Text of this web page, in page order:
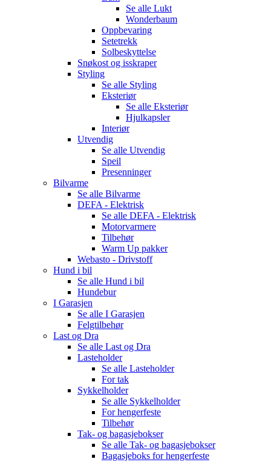
Se alle Lukt
Wonderbaum
Oppbevaring
Setetrekk
Solbeskyttelse
Snøkost og isskraper
Styling
Se alle Styling
Eksteriør
Se alle Eksteriør
Hjulkapsler
Interiør
Utvendig
Se alle Utvendig
Speil
Presenninger
Bilvarme
Se alle Bilvarme
DEFA - Elektrisk
Se alle DEFA - Elektrisk
Motorvarmere
Tilbehør
Warm Up pakker
Webasto - Drivstoff
Hund i bil
Se alle Hund i bil
Hundebur
I Garasjen
Se alle I Garasjen
Felgtilbehør
Last og Dra
Se alle Last og Dra
Lasteholder
Se alle Lasteholder
For tak
Sykkelholder
Se alle Sykkelholder
For hengerfeste
Tilbehør
Tak- og bagasjebokser
Se alle Tak- og bagasjebokser
Bagasjeboks for hengerfeste